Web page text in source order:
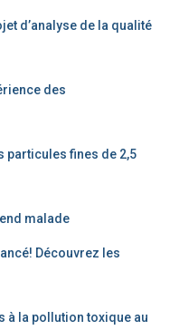
d’analyse de la qualité
des
particules fines de 2,5
malade
Découvrez les
à la pollution toxique au